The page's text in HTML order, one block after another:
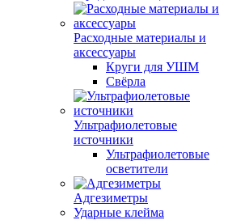
Расходные материалы и
аксессуары
Круги для УШМ
Свёрла
Ультрафиолетовые
источники
Ультрафиолетовые
осветители
Адгезиметры
Ударные клейма